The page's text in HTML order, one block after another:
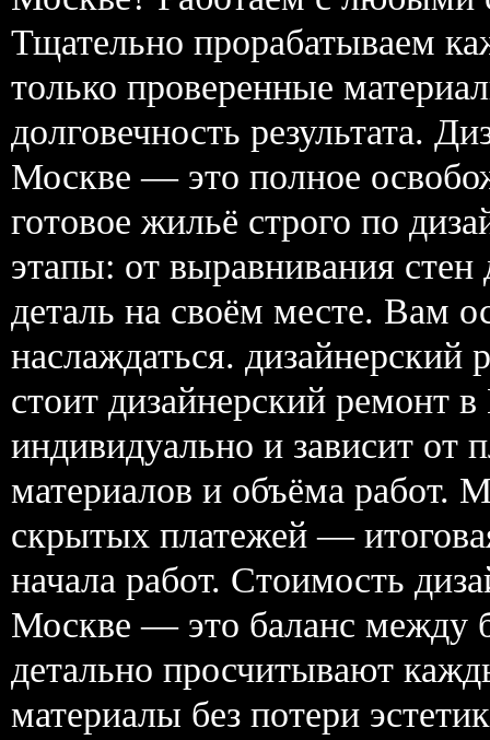
Тщательно прорабатываем
только проверенные
долговечность результата.
Москве — это полное
готовое жильё строго по
этапы: от выравнивания
деталь на своём месте. Вам
наслаждаться.
стоит дизайнерский ремонт
индивидуально и зависит от
материалов и объёма работ.
скрытых платежей —
начала работ. Стоимость
Москве — это баланс
детально просчитывают
материалы без потери